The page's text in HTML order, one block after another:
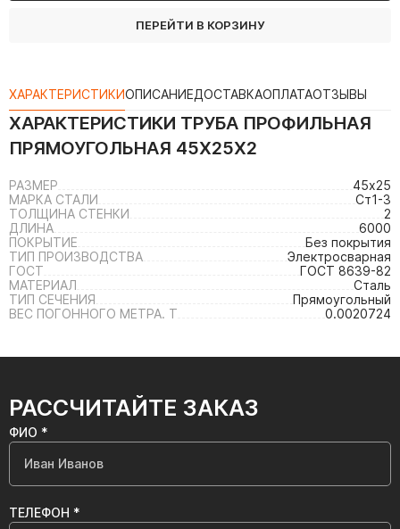
ПЕРЕЙТИ В КОРЗИНУ
ХАРАКТЕРИСТИКИОПИСАНИЕДОСТАВКАОПЛАТАОТЗЫВЫ
ХАРАКТЕРИСТИКИ ТРУБА ПРОФИЛЬНАЯ
ПРЯМОУГОЛЬНАЯ 45Х25Х2
РАЗМЕР
45х25
МАРКА СТАЛИ
Ст1-3
ТОЛЩИНА СТЕНКИ
2
ДЛИНА
6000
ПОКРЫТИЕ
Без покрытия
ТИП ПРОИЗВОДСТВА
Электросварная
ГОСТ
ГОСТ 8639-82
МАТЕРИАЛ
Сталь
ТИП СЕЧЕНИЯ
Прямоугольный
ВЕС ПОГОННОГО МЕТРА. Т
0.0020724
РАССЧИТАЙТЕ ЗАКАЗ
ФИО *
ТЕЛЕФОН *